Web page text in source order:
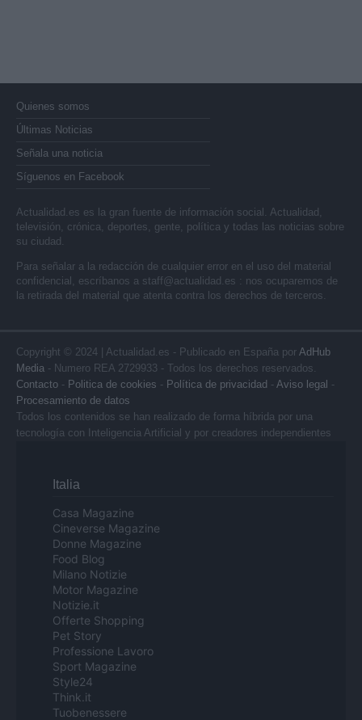
Quienes somos
Últimas Noticias
Señala una noticia
Síguenos en Facebook
Actualidad.es es la gran fuente de información social. Actualidad,
televisión, crónica, deportes, gente, política y todas las noticias sobre
su ciudad.
Para señalar a la redacción de cualquier error en el uso del material
confidencial, escríbanos a staff@actualidad.es : nos ocuparemos de
la retirada del material que atenta contra los derechos de terceros.
Copyright © 2024 | Actualidad.es - Publicado en España por AdHub
Media - Numero REA 2729933 - Todos los derechos reservados.
Contacto - Politica de cookies - Política de privacidad - Aviso legal -
Procesamiento de datos
Todos los contenidos se han realizado de forma híbrida por una
tecnología con Inteligencia Artificial y por creadores independientes
Italia
Casa Magazine
Cineverse Magazine
Donne Magazine
Food Blog
Milano Notizie
Motor Magazine
Notizie.it
Offerte Shopping
Pet Story
Professione Lavoro
Sport Magazine
Style24
Think.it
Tuobenessere